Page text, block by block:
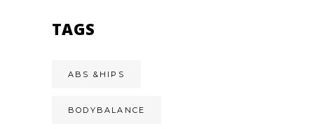
TAGS
ABS &HIPS
BODYBALANCE